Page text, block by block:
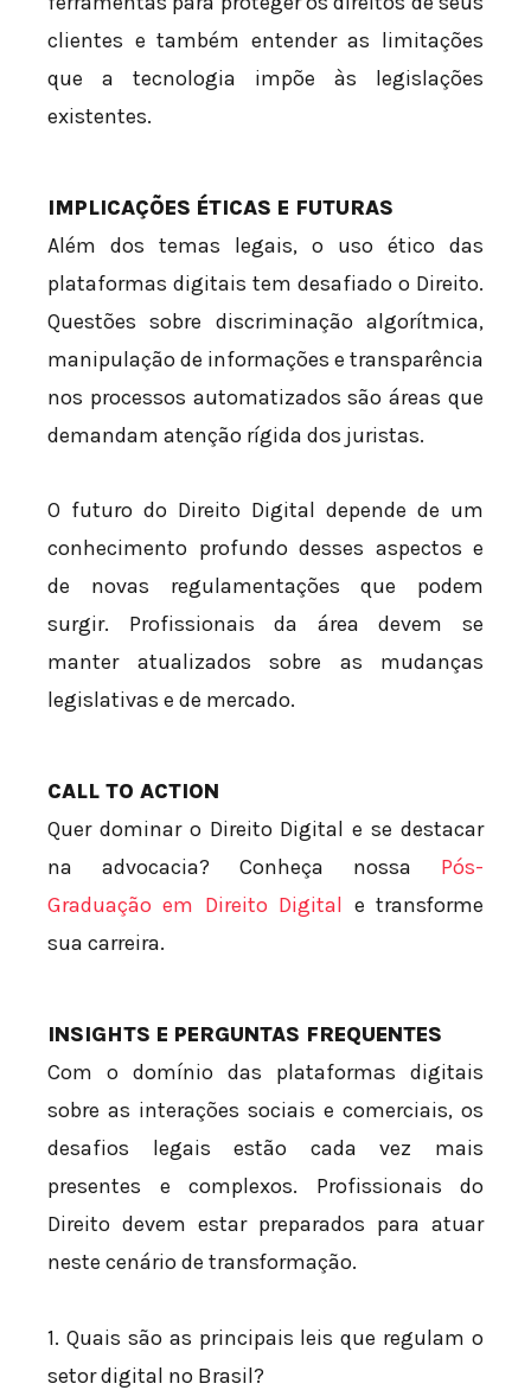
clientes e também entender as limitações
que a tecnologia impõe às legislações
existentes.
IMPLICAÇÕES ÉTICAS E FUTURAS
Além dos temas legais, o uso ético das
plataformas digitais tem desafiado o Direito.
Questões sobre discriminação algorítmica,
manipulação de informações e transparência
nos processos automatizados são áreas que
demandam atenção rígida dos juristas.
O futuro do Direito Digital depende de um
conhecimento profundo desses aspectos e
de novas regulamentações que podem
surgir. Profissionais da área devem se
manter atualizados sobre as mudanças
legislativas e de mercado.
CALL TO ACTION
Quer dominar o Direito Digital e se destacar
na advocacia? Conheça nossa Pós-
Graduação em Direito Digital e transforme
sua carreira.
INSIGHTS E PERGUNTAS FREQUENTES
Com o domínio das plataformas digitais
sobre as interações sociais e comerciais, os
desafios legais estão cada vez mais
presentes e complexos. Profissionais do
Direito devem estar preparados para atuar
neste cenário de transformação.
1. Quais são as principais leis que regulam o
setor digital no Brasil?